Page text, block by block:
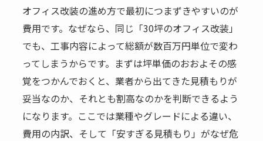
オフィス改装の進め方で最初につまずきやすいのが
費用です。なぜなら、同じ「30坪のオフィス改装」
でも、工事内容によって総額が数百万円単位で変わ
ってしまうからです。まずは坪単価のおおよその感
覚をつかんでおくと、業者から出てきた見積もりが
妥当なのか、それとも割高なのかを判断できるよう
になります。ここでは業種やグレードによる違い、
費用の内訳、そして「安すぎる見積もり」がなぜ危